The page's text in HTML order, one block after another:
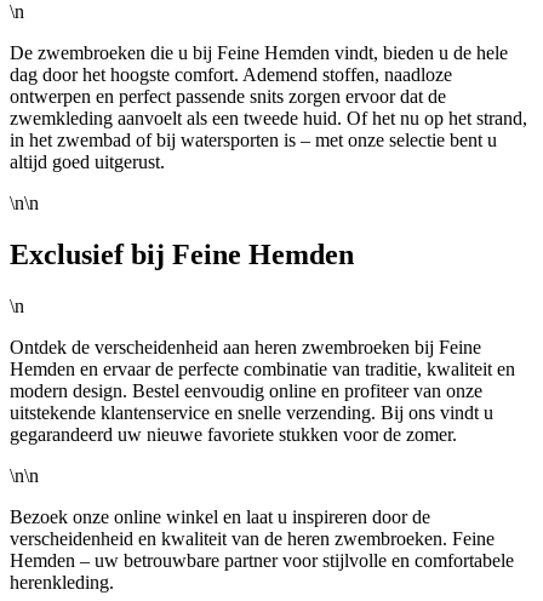
\n
De zwembroeken die u bij Feine Hemden vindt, bieden u de hele
dag door het hoogste comfort. Ademend stoffen, naadloze
ontwerpen en perfect passende snits zorgen ervoor dat de
zwemkleding aanvoelt als een tweede huid. Of het nu op het strand,
in het zwembad of bij watersporten is – met onze selectie bent u
altijd goed uitgerust.
\n\n
Exclusief bij Feine Hemden
\n
Ontdek de verscheidenheid aan heren zwembroeken bij Feine
Hemden en ervaar de perfecte combinatie van traditie, kwaliteit en
modern design. Bestel eenvoudig online en profiteer van onze
uitstekende klantenservice en snelle verzending. Bij ons vindt u
gegarandeerd uw nieuwe favoriete stukken voor de zomer.
\n\n
Bezoek onze online winkel en laat u inspireren door de
verscheidenheid en kwaliteit van de heren zwembroeken. Feine
Hemden – uw betrouwbare partner voor stijlvolle en comfortabele
herenkleding.